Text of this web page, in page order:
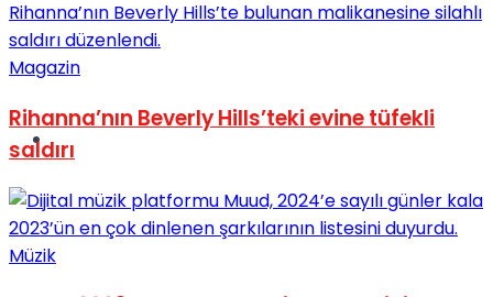
Tatil
Magazin
Rihanna’nın Beverly Hills’teki evine tüfekli
saldırı
Müzik